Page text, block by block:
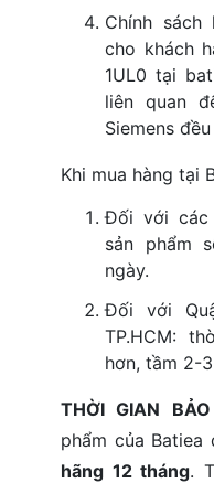
Chính
cho khách
1UL0 tại
liên quan
Siemens
Khi mua hàng tại
Đối với các
sản phẩm
ngày.
Đối với
TP.HCM:
hơn, tầm 2-
THỜI GIAN
phẩm của Batiea
hãng 12 tháng.